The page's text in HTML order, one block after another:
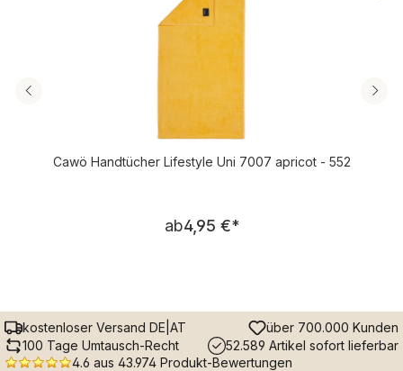
Cawö Handtücher Lifestyle Uni 7007 apricot - 552
Regulärer Preis:
ab4,95 €*
kostenloser Versand DE|AT
über 700.000 Kunden
100 Tage Umtausch-Recht
52.589 Artikel sofort lieferbar
4.6 aus 43.974 Produkt-Bewertungen